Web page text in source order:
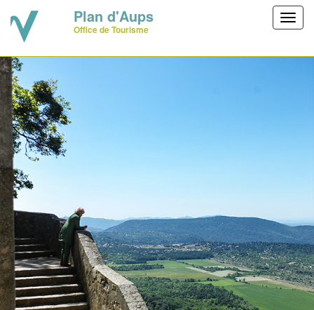
Plan d'Aups
Office de Tourisme